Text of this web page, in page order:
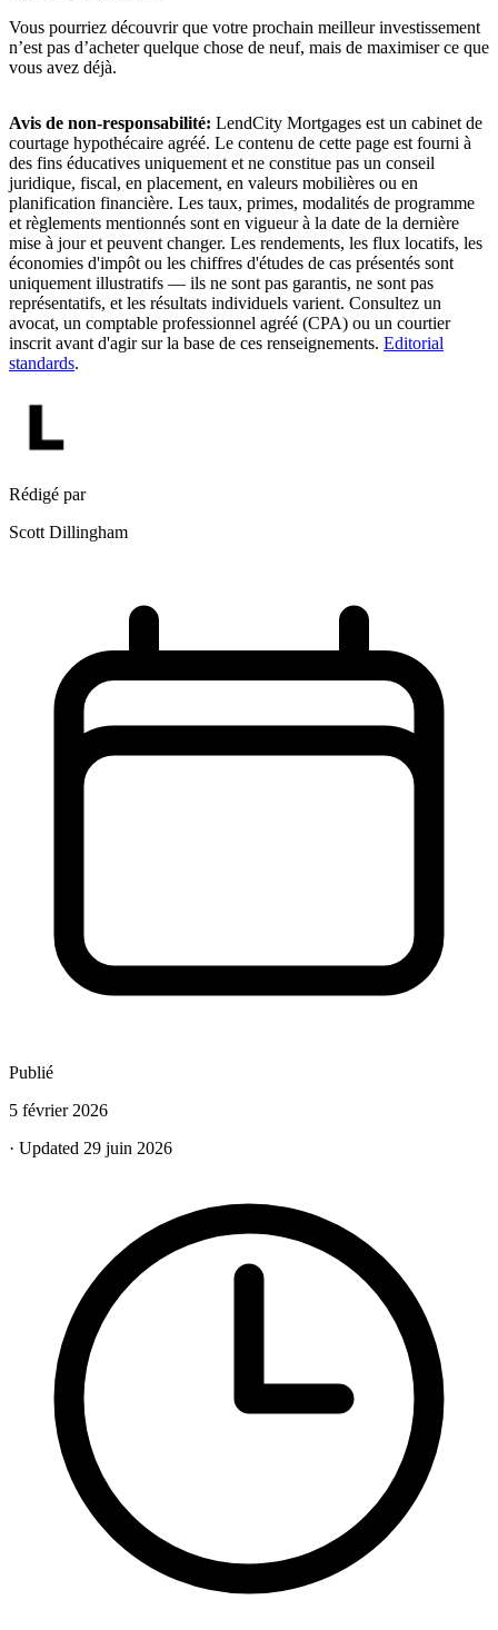
Vous pourriez découvrir que votre prochain meilleur investissement
n’est pas d’acheter quelque chose de neuf, mais de maximiser ce que
vous avez déjà.
Avis de non-responsabilité: LendCity Mortgages est un cabinet de
courtage hypothécaire agréé. Le contenu de cette page est fourni à
des fins éducatives uniquement et ne constitue pas un conseil
juridique, fiscal, en placement, en valeurs mobilières ou en
planification financière. Les taux, primes, modalités de programme
et règlements mentionnés sont en vigueur à la date de la dernière
mise à jour et peuvent changer. Les rendements, les flux locatifs, les
économies d'impôt ou les chiffres d'études de cas présentés sont
uniquement illustratifs — ils ne sont pas garantis, ne sont pas
représentatifs, et les résultats individuels varient. Consultez un
avocat, un comptable professionnel agréé (CPA) ou un courtier
inscrit avant d'agir sur la base de ces renseignements. Editorial
standards.
Rédigé par
Scott Dillingham
Publié
5 février 2026
· Updated 29 juin 2026